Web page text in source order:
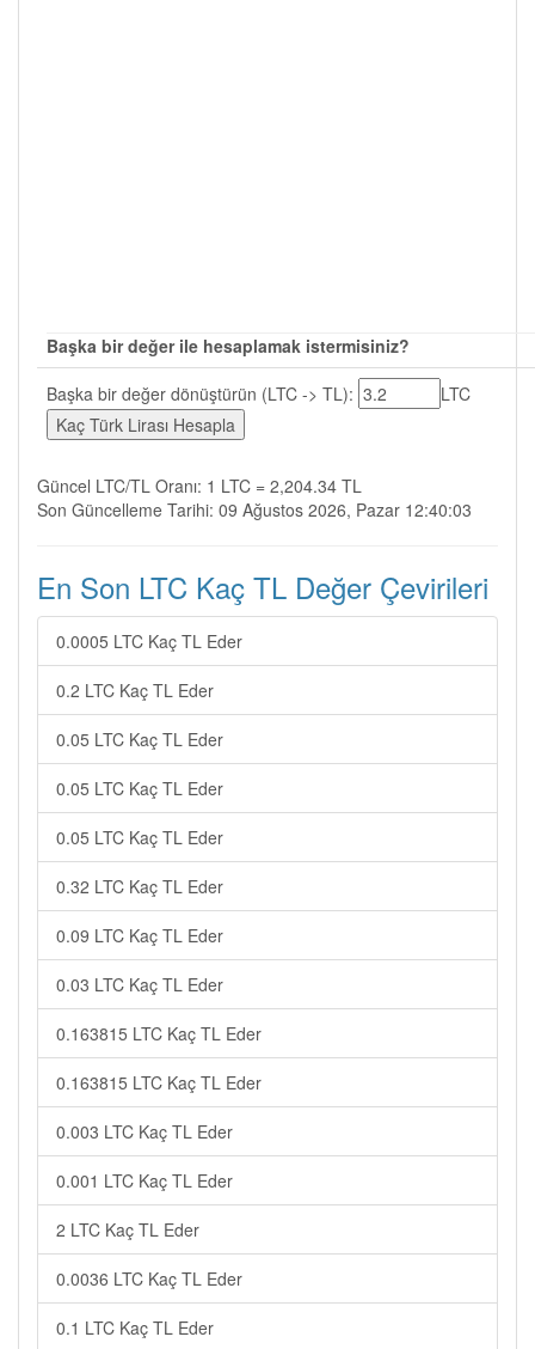
Başka bir değer ile hesaplamak istermisiniz?
Başka bir değer dönüştürün (LTC -> TL):
LTC
Güncel LTC/TL Oranı: 1 LTC = 2,204.34 TL
Son Güncelleme Tarihi: 09 Ağustos 2026, Pazar 12:40:03
En Son LTC Kaç TL Değer Çevirileri
0.0005 LTC Kaç TL Eder
0.2 LTC Kaç TL Eder
0.05 LTC Kaç TL Eder
0.05 LTC Kaç TL Eder
0.05 LTC Kaç TL Eder
0.32 LTC Kaç TL Eder
0.09 LTC Kaç TL Eder
0.03 LTC Kaç TL Eder
0.163815 LTC Kaç TL Eder
0.163815 LTC Kaç TL Eder
0.003 LTC Kaç TL Eder
0.001 LTC Kaç TL Eder
2 LTC Kaç TL Eder
0.0036 LTC Kaç TL Eder
0.1 LTC Kaç TL Eder